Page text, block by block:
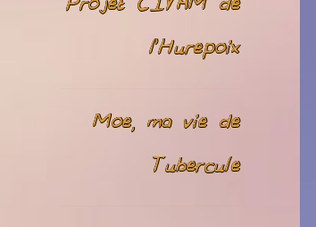
Projet CIVAM de
l’Hurepoix
Moe, ma vie de
Tubercule